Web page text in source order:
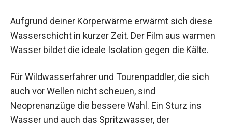
Aufgrund deiner Körperwärme erwärmt sich diese
Wasserschicht in kurzer Zeit. Der Film aus warmen
Wasser bildet die ideale Isolation gegen die Kälte.
Für Wildwasserfahrer und Tourenpaddler, die sich
auch vor Wellen nicht scheuen, sind
Neoprenanzüge die bessere Wahl. Ein Sturz ins
Wasser und auch das Spritzwasser, der